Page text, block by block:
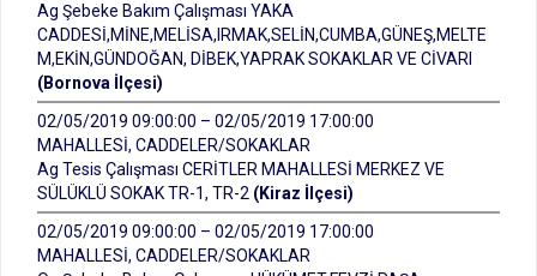
Ag Şebeke Bakım Çalışması YAKA
CADDESİ,MİNE,MELİSA,IRMAK,SELİN,CUMBA,GÜNEŞ,MELTE
M,EKİN,GÜNDOĞAN, DİBEK,YAPRAK SOKAKLAR VE CİVARI
(Bornova İlçesi)
02/05/2019 09:00:00 – 02/05/2019 17:00:00
MAHALLESİ, CADDELER/SOKAKLAR
Ag Tesis Çalışması CERİTLER MAHALLESİ MERKEZ VE
SÜLÜKLÜ SOKAK TR-1, TR-2 (Kiraz İlçesi)
02/05/2019 09:00:00 – 02/05/2019 17:00:00
MAHALLESİ, CADDELER/SOKAKLAR